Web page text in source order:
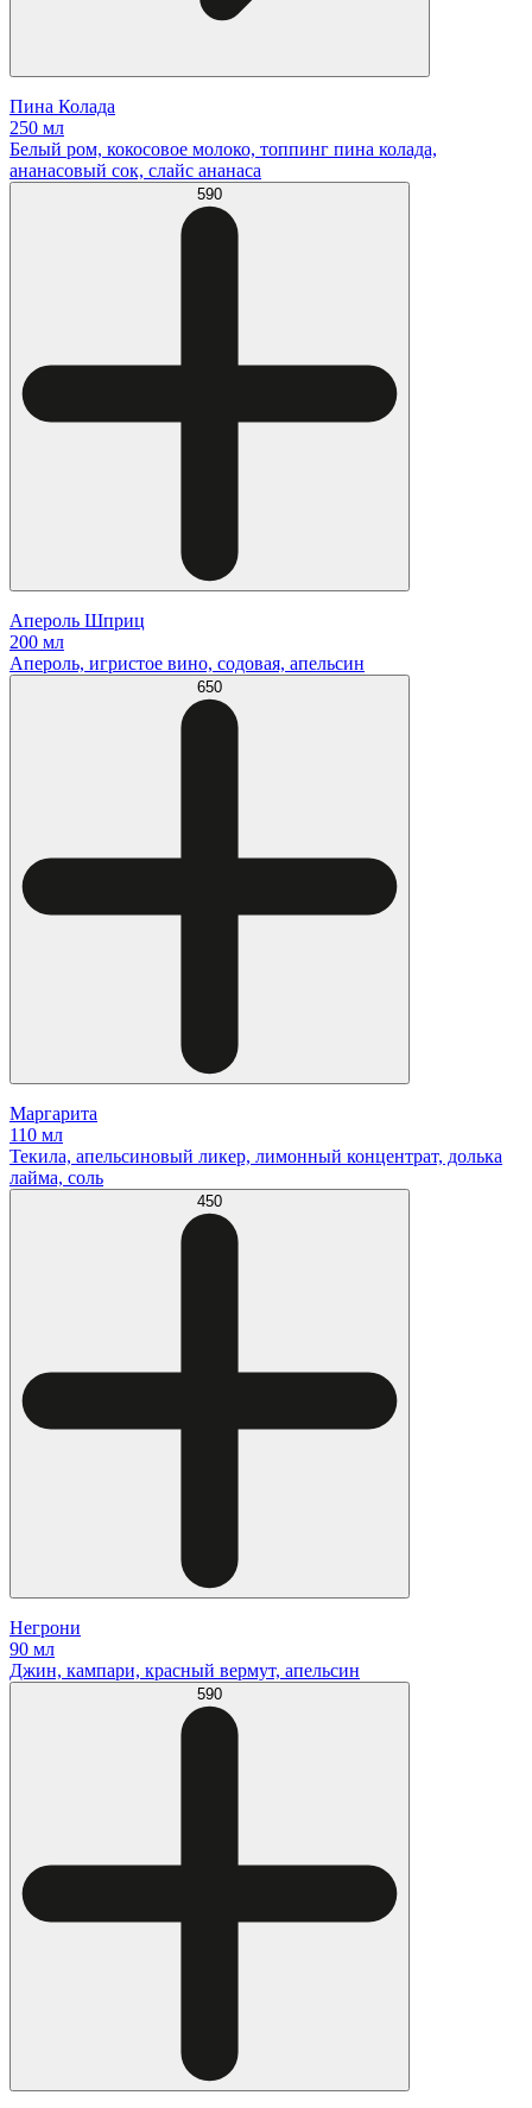
Пина Колада
250 мл
Белый ром, кокосовое молоко, топпинг пина колада,
ананасовый сок, слайс ананаса
590
Апероль Шприц
200 мл
Апероль, игристое вино, содовая, апельсин
650
Маргарита
110 мл
Текила, апельсиновый ликер, лимонный концентрат, долька
лайма, соль
450
Негрони
90 мл
Джин, кампари, красный вермут, апельсин
590